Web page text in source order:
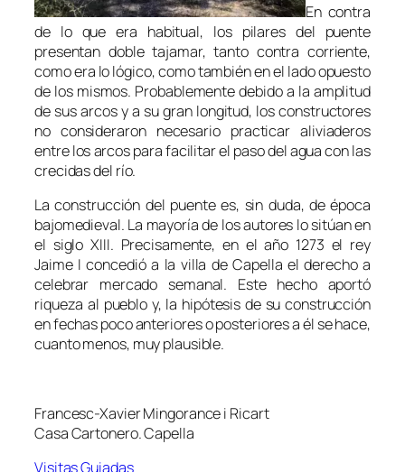
En contra
de lo que era habitual, los pilares del puente
presentan doble tajamar, tanto contra corriente,
como era lo lógico, como también en el lado opuesto
de los mismos. Probablemente debido a la amplitud
de sus arcos y a su gran longitud, los constructores
no consideraron necesario practicar aliviaderos
entre los arcos para facilitar el paso del agua con las
crecidas del río.
La construcción del puente es, sin duda, de época
bajomedieval. La mayoría de los autores lo sitúan en
el siglo XIII. Precisamente, en el año 1273 el rey
Jaime I concedió a la villa de Capella el derecho a
celebrar mercado semanal. Este hecho aportó
riqueza al pueblo y, la hipótesis de su construcción
en fechas poco anteriores o posteriores a él se hace,
cuanto menos, muy plausible.
Francesc-Xavier Mingorance i Ricart
Casa Cartonero. Capella
Visitas Guiadas